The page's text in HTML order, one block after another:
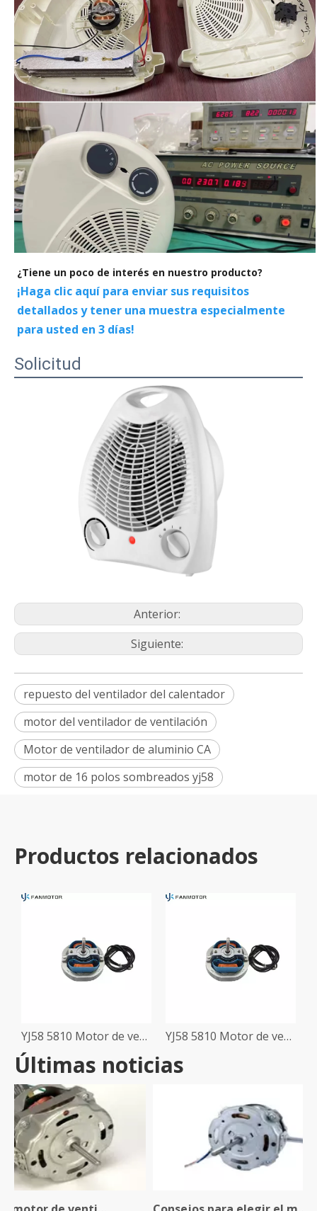
¿Tiene un poco de interés en nuestro producto?
¡Haga clic aquí para enviar sus requisitos
detallados y tener una muestra especialmente
para usted en 3 días!
Solicitud
Anterior:
Siguiente:
repuesto del ventilador del calentador
motor del ventilador de ventilación
Motor de ventilador de aluminio CA
motor de 16 polos sombreados yj58
Productos relacionados
YJ58 5810 Motor de ventilador de escape para baño de cocina YJ58 5810 Motor de ventilador de escape para baño de cocina
Últimas noticias